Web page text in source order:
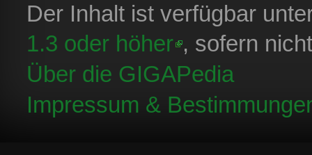
Der Inhalt ist verfügbar
1.3 oder höher , sofern
Über die GIGAPedia
Impressum &